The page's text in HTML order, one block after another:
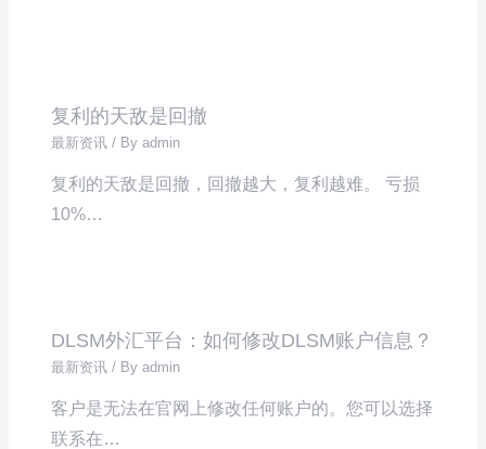
复利的天敌是回撤
最新资讯 / Byadmin
复利的天敌是回撤，回撤越大，复利越难。 亏损
10%…
DLSM外汇平台：如何修改DLSM账户信息？
最新资讯 / Byadmin
客户是无法在官网上修改任何账户的。您可以选择
联系在…